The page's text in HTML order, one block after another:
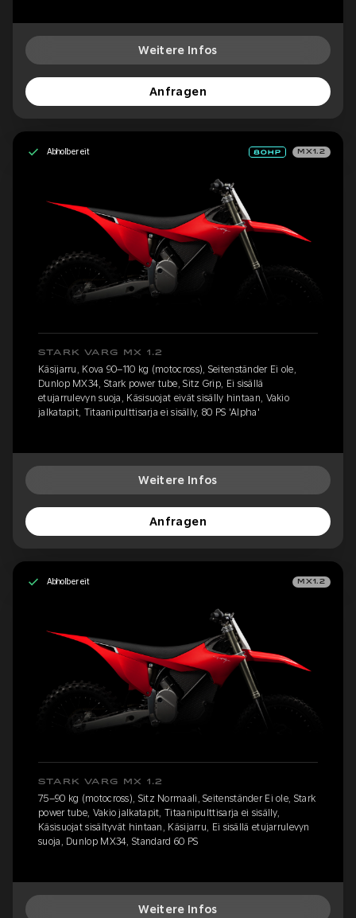
Weitere Infos
Anfragen
Abholbereit MX1.2
STARK VARG MX 1.2
Käsijarru, Kova 90–110 kg (motocross), Seitenständer Ei ole,
Dunlop MX34, Stark power tube, Sitz Grip, Ei sisällä
etujarrulevyn suoja, Käsisuojat eivät sisälly hintaan, Vakio
jalkatapit, Titaanipulttisarja ei sisälly, 80 PS 'Alpha'
Weitere Infos
Anfragen
Abholbereit MX1.2
STARK VARG MX 1.2
75–90 kg (motocross), Sitz Normaali, Seitenständer Ei ole, Stark
power tube, Vakio jalkatapit, Titaanipulttisarja ei sisälly,
Käsisuojat sisältyvät hintaan, Käsijarru, Ei sisällä etujarrulevyn
suoja, Dunlop MX34, Standard 60 PS
Weitere Infos